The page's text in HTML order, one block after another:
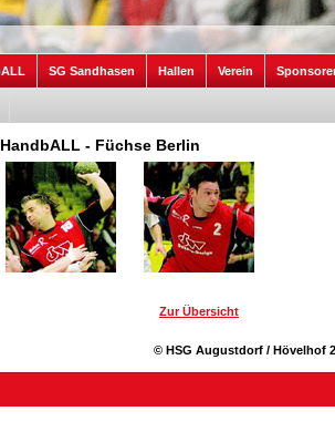
SG Sandhasen Hallen Verein
- Füchse Berlin
Zur Übersicht
© HSG Augustdorf / Hövelhof